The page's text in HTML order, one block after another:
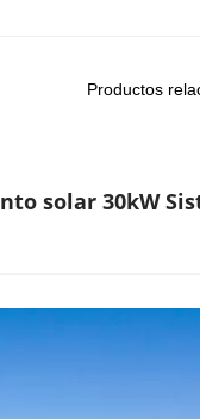
Productos
solar 30kW